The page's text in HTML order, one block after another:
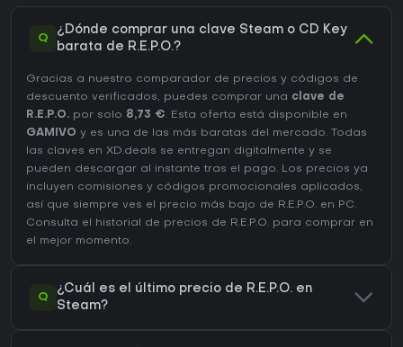
Q
¿Dónde comprar una clave Steam o CD Key
barata de R.E.P.O.?
Gracias a nuestro comparador de precios y códigos de
descuento verificados, puedes comprar una clave de
R.E.P.O. por solo 8,73 €. Esta oferta está disponible en
GAMIVO y es una de las más baratas del mercado. Todas
las claves en XD.deals se entregan digitalmente y se
pueden descargar al instante tras el pago. Los precios ya
incluyen comisiones y códigos promocionales aplicados,
así que siempre ves el precio más bajo de R.E.P.O. en PC.
Consulta el
historial de precios de R.E.P.O. para comprar en
el mejor momento.
Q
¿Cuál es el último precio de R.E.P.O. en
Steam?